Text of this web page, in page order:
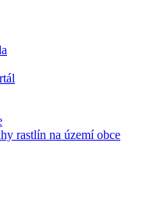
rastlín na území obce